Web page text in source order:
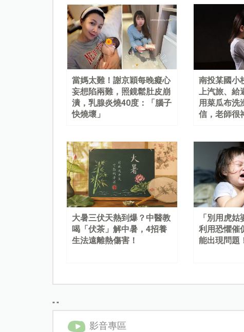
當媽太難！謝京穎每晚癡心
妄想陷兩難，照鏡鬆肚皮崩
潰，乳腺炎燒40度：「腦子
快燒壞」
南投某國小
上汽旅、給
用菜瓜布洗
信，老師很
大暑三伏天熱到爆？中醫教
喝「伏茶」解中暑，4招養
生法遠離熱傷害！
「別用虎
利用恐懼催
能出現問題
" "
影音專區